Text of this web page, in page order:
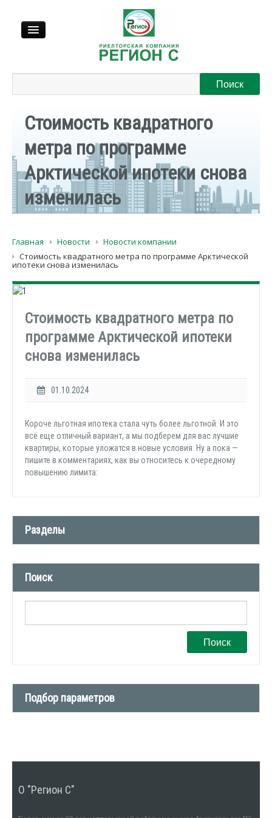
Выкуп
Регионы
Контакты
Стоимость квадратного
метра по программе
Арктической ипотеки снова
изменилась
Главная Новости
Новости компании
Стоимость квадратного метра по программе Арктической
ипотеки снова изменилась
Стоимость квадратного метра по
программе Арктической ипотеки
снова изменилась
01.10.2024
Короче льготная ипотека стала чуть более льготной. И это
всё еще отличный вариант, а мы подберем для вас лучшие
квартиры, которые уложатся в новые условия. Ну а пока —
пишите в комментариях, как вы относитесь к очередному
повышению лимита:
Разделы
Новости компании (509)
СМИ о нас (1)
Поиск
Поиск
Подбор параметров
Количество комнат
О "Регион С"